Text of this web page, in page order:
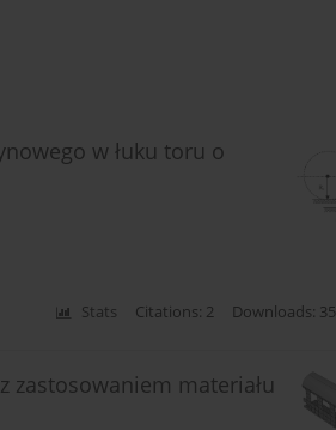
w łuku toru o
Stats Citations: 2 Downloads: 35
zastosowaniem materiału